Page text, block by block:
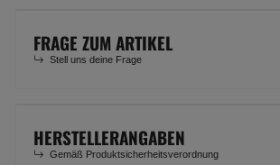
FRAGE ZUM ARTIKEL
Stell uns deine Frage
HERSTELLERANGABEN
Gemäß Produktsicherheitsverordnung